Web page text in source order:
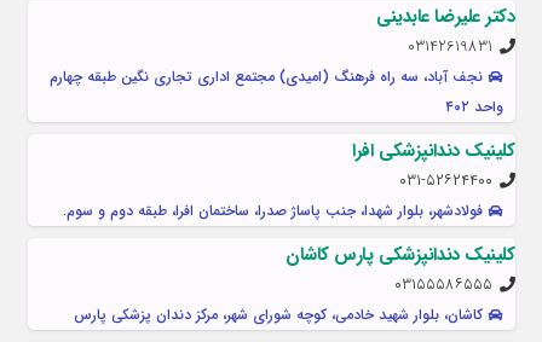
دکتر علیرضا عابدینی
03142619831
نجف آباد، سه راه فرهنگ (امیدی) مجتمع اداری تجاری نگین طبقه چهارم
واحد ۴۰۲
کلینیک دندانپزشکی افرا
۰۳۱-۵۲۶۲۴۴۰۰
فولادشهر، بلوار شهدا، جنب پاساژ صدرا، ساختمان افرا، طبقه دوم و سوم.
کلینیک دندانپزشکی پارس کاشان
۰۳۱۵۵۵۸۶۵۵۵
کاشان، بلوار شهید خادمی، کوچه شورای شهر، مرکز دندان پزشکی پارس